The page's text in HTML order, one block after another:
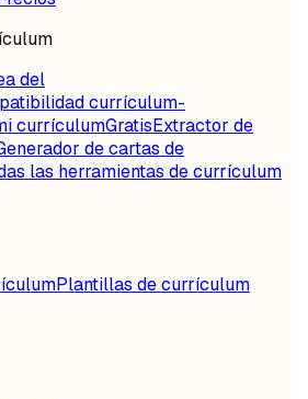
del
currículum-
currículumGratisExtractor de
de cartas de
las herramientas de currículum
Plantillas de currículum